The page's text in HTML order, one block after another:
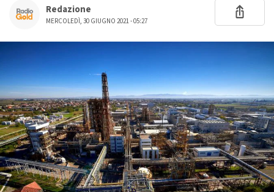
Redazione
MERCOLEDÌ, 30 GIUGNO 2021 - 05:27